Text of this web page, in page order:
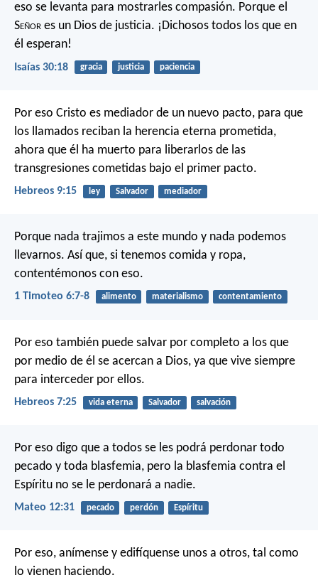
eso se levanta para mostrarles compasión. Porque el
Señor es un Dios de justicia. ¡Dichosos todos los que en
él esperan!
Isaías 30:18 gracia justicia paciencia
Por eso Cristo es mediador de un nuevo pacto, para que
los llamados reciban la herencia eterna prometida,
ahora que él ha muerto para liberarlos de las
transgresiones cometidas bajo el primer pacto.
Hebreos 9:15 ley Salvador mediador
Porque nada trajimos a este mundo y nada podemos
llevarnos. Así que, si tenemos comida y ropa,
contentémonos con eso.
1 Timoteo 6:7-8 alimento materialismo contentamiento
Por eso también puede salvar por completo a los que
por medio de él se acercan a Dios, ya que vive siempre
para interceder por ellos.
Hebreos 7:25 vida eterna Salvador salvación
Por eso digo que a todos se les podrá perdonar todo
pecado y toda blasfemia, pero la blasfemia contra el
Espíritu no se le perdonará a nadie.
Mateo 12:31 pecado perdón Espíritu
Por eso, anímense y edifíquense unos a otros, tal como
lo vienen haciendo.